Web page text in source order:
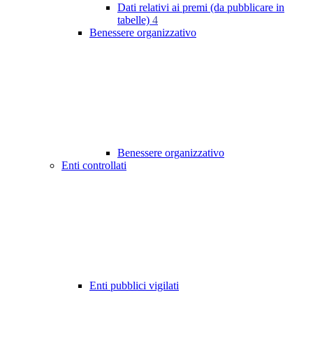
Dati relativi ai premi (da pubblicare in
tabelle) 4
Benessere organizzativo
Benessere organizzativo
Enti controllati
Enti pubblici vigilati